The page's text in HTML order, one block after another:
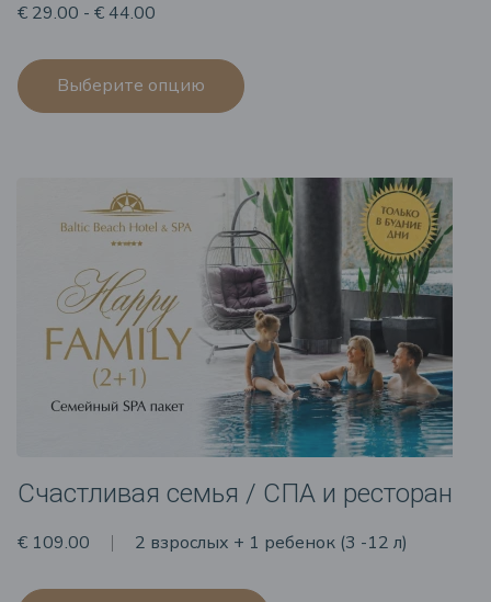
€ 29.00 - € 44.00
Выберите опцию
Счастливая семья / СПА и ресторан
€ 109.00 2 взрослых + 1 ребенок (3 -12 л)